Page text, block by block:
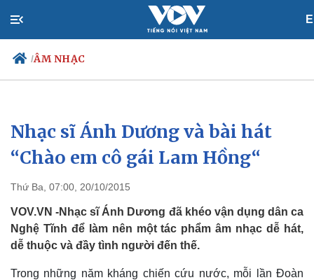
/ÂM NHẠC
Chính trị
Đảng
Tổ chức nhân sự
Nhận diện sự thật
Xã hội
Tin 24h
Dự báo thời tiết
Việc làm
Biển đảo
Nhạc sĩ Ánh Dương và bài hát
“Chào em cô gái Lam Hồng“
Thứ Ba, 07:00, 20/10/2015
VOV.VN -Nhạc sĩ Ánh Dương đã khéo vận dụng dân ca
Nghệ Tĩnh để làm nên một tác phẩm âm nhạc dễ hát,
dễ thuộc và đầy tình người đến thế.
Trong những năm kháng chiến cứu nước, mỗi lần Đoàn